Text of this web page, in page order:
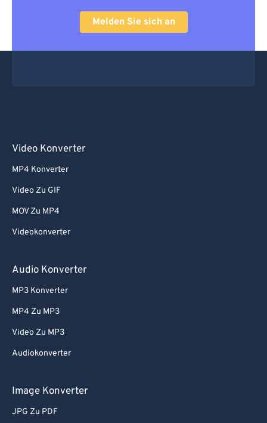
Melden Sie sich an
Video Konverter
MP4 Konverter
Video Zu GIF
MOV Zu MP4
Videokonverter
Audio Konverter
MP3 Konverter
MP4 Zu MP3
Video Zu MP3
Audiokonverter
Image Konverter
JPG Zu PDF